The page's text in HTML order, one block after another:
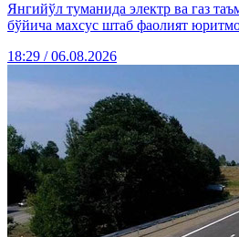
Янгийўл туманида электр ва газ
бўйича махсус штаб фаолият
18:29 / 06.08.2026